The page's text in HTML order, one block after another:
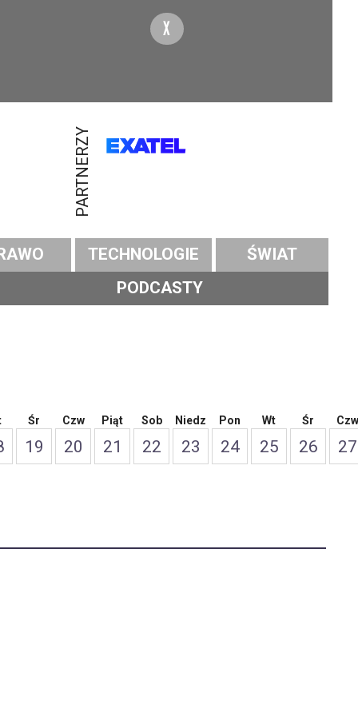
X
PARTNERZY
TECHNOLOGIE
ŚWIAT
PODCASTY
Śr
19
Czw
20
Piąt
21
Sob
22
Niedz
23
Pon
24
Wt
25
Śr
26
Czw
27